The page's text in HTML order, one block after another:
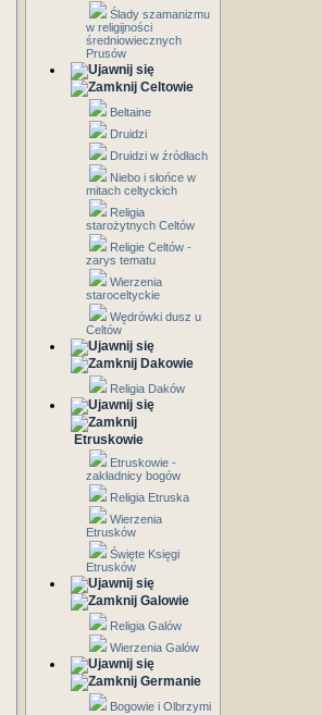
Ślady szamanizmu
w religijności
średniowiecznych
Prusów
Celtowie
Beltaine
Druidzi
Druidzi w źródłach
Niebo i słońce w
mitach celtyckich
Religia
starożytnych Celtów
Religie Celtów -
zarys tematu
Wierzenia
staroceltyckie
Wędrówki dusz u
Celtów
Dakowie
Religia Daków
Etruskowie
Etruskowie -
zakładnicy bogów
Religia Etruska
Wierzenia
Etrusków
Święte Księgi
Etrusków
Galowie
Religia Galów
Wierzenia Galów
Germanie
Bogowie i Olbrzymi